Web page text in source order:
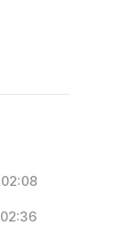
02:08
02:36